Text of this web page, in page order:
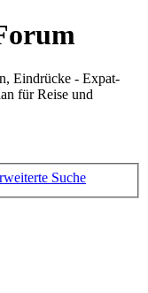
Eindrücke - Expat-
für Reise und
Suche